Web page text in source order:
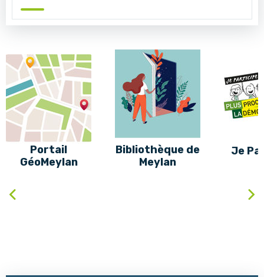
Précédent
Portail
GéoMeylan
Bibliothèque de
Meylan
Je